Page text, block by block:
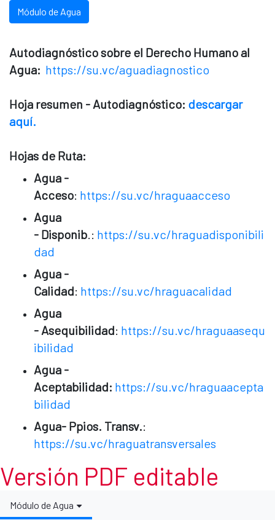
Módulo de Agua
Autodiagnóstico sobre el Derecho Humano al
Agua: https://su.vc/aguadiagnostico
Hoja resumen - Autodiagnóstico: descargar
aquí.
Hojas de Ruta:
Agua -
Acceso: https://su.vc/hraguaacceso
Agua
- Disponib.: https://su.vc/hraguadisponibili
dad
Agua -
Calidad: https://su.vc/hraguacalidad
Agua
- Asequibilidad: https://su.vc/hraguaasequ
ibilidad
Agua -
Aceptabilidad: https://su.vc/hraguaacepta
bilidad
Agua- Ppios. Transv.:
https://su.vc/hraguatransversales
Versión PDF editable
Módulo de Agua